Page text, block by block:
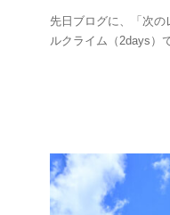
先日ブログに、「次の
ルクライム（2days）